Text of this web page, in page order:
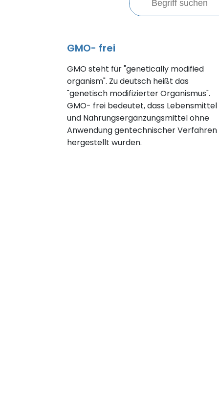
GMO- frei
GMO steht für "genetically modified
organism". Zu deutsch heißt das
"genetisch modifizierter Organismus".
GMO- frei bedeutet, dass Lebensmittel
und Nahrungsergänzungsmittel ohne
Anwendung gentechnischer Verfahren
hergestellt wurden.